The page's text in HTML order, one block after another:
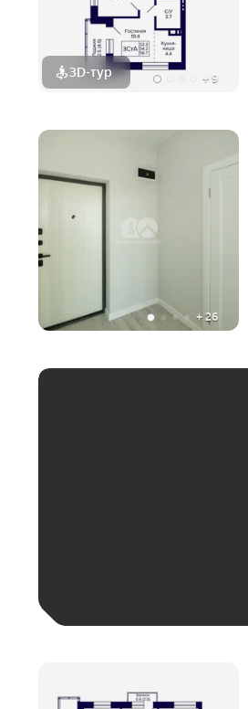
3D-тур + 9
+ 26